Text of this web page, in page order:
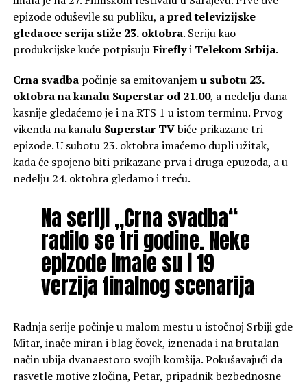
epizode oduševile su publiku, apred televizijske
gledaoce serija stiže 23. oktobra. Seriju kao
produkcijske kuće potpisujuFireflyi Telekom Srbija.
Crna svadbapočinje sa emitovanjemu subotu 23.
oktobra na kanalu Superstar od 21.00, a nedelju dana
kasnije gledaćemo je i na RTS 1 u istom terminu. Prvog
vikenda na kanalu Superstar TVbiće prikazane tri
epizode. U subotu 23. oktobra imaćemo dupli užitak,
kada će spojeno biti prikazane prva i druga epuzoda, a u
nedelju 24. oktobra gledamo i treću.
Na seriji „Crna svadba“
radilo se tri godine. Neke
epizode imale su i 19
verzija finalnog scenarija
Radnja serije počinje u malom mestu u istočnoj Srbiji gde
Mitar, inače miran i blag čovek, iznenada i na brutalan
način ubija dvanaestoro svojih komšija. Pokušavajući da
rasvetle motive zločina, Petar, pripadnik bezbednosne